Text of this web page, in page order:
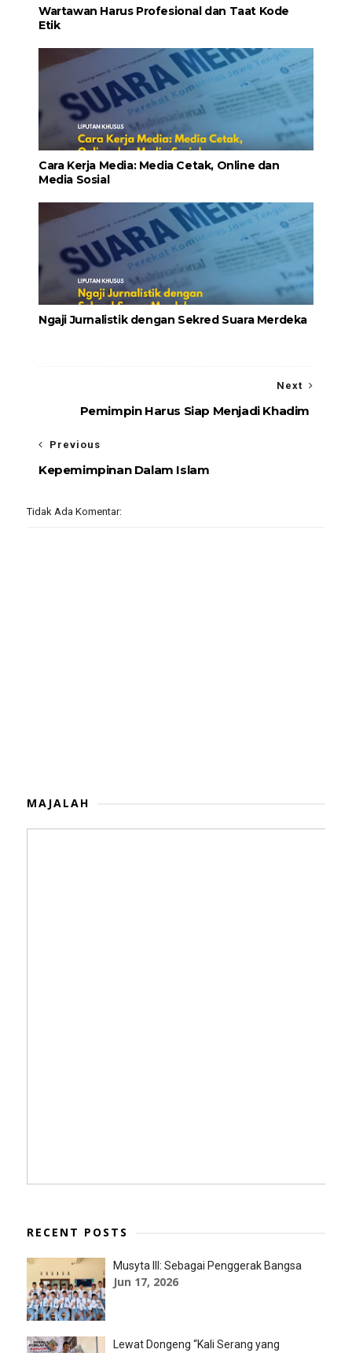
Wartawan Harus Profesional dan Taat Kode
Etik
Cara Kerja Media: Media Cetak, Online dan
Media Sosial
Ngaji Jurnalistik dengan Sekred Suara Merdeka
Next
Pemimpin Harus Siap Menjadi Khadim
Previous
Kepemimpinan Dalam Islam
Tidak Ada Komentar:
MAJALAH
RECENT POSTS
Musyta III: Sebagai Penggerak Bangsa
Jun 17, 2026
Lewat Dongeng “Kali Serang yang